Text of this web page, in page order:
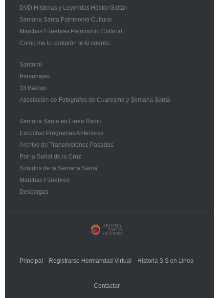
DVD Historias y Leyendas Héctor Gaitán
Semana Santa Patrimonio Cultural
Marchas Fúnebres Patrimonio Cultural
Como me lo contarón te lo cuento...
Santoral
Personajes
13 Baktun
Asociación de Fotografos de Cuaresma y Semana Santa
Semana Santa en Linea Radio
Escuchar Programas Anteriores
Archivo de Transmisiones Pasadas
Por la Señal de la Cruz
Sonidos de la Semana Santa
Marchas Fúnebres
Descargas
Principal Registrarse Hermandad Virtual Historia S S en Línea
Contactar